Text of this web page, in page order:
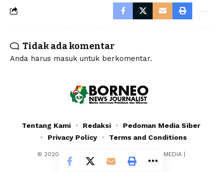
Tidak ada komentar
Anda harus masuk untuk berkomentar.
© 2020 - 2024 - PT. YAFRAN BORNEO MULTIMEDIA |
Borneonewsjournalist.co.id
Tentang Kami Redaksi
Pedoman Media Siber
Privacy Policy
Terms and Conditions